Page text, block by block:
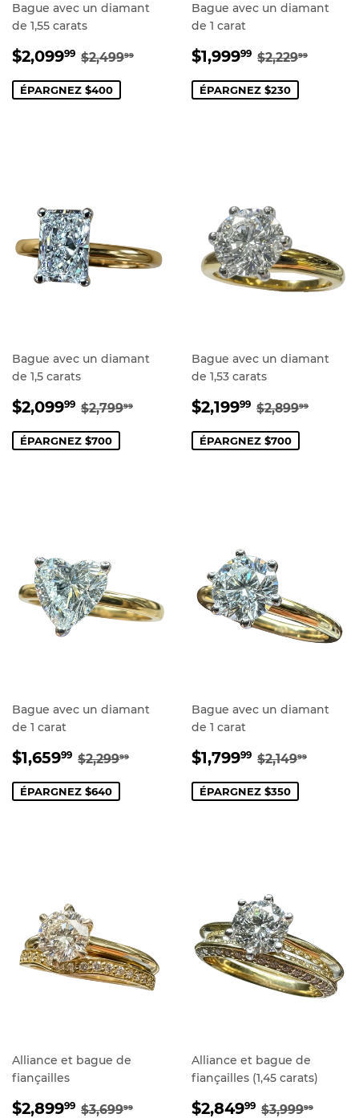
Bague avec un diamant
de 1,55 carats
PRIX
$2,09999 $2,099.99
PRIX RÉGULIER
$2,49999 $2,499.99
ÉPARGNEZ $400
Bague avec un diamant
de 1 carat
PRIX
$1,99999 $1,999.99
PRIX
$2,22999
ÉPARGNEZ $230
Bague avec un diamant
de 1,5 carats
PRIX
$2,09999 $2,099.99
PRIX RÉGULIER
$2,79999 $2,799.99
ÉPARGNEZ $700
Bague avec un diamant
de 1,53 carats
PRIX
$2,19999 $2,199.99
PRIX
$2,89999
ÉPARGNEZ $700
Bague avec un diamant
de 1 carat
PRIX
$1,65999 $1,659.99
PRIX RÉGULIER
$2,29999 $2,299.99
ÉPARGNEZ $640
Bague avec un diamant
de 1 carat
PRIX
$1,79999 $1,799.99
PRIX
$2,14999
ÉPARGNEZ $350
Alliance et bague de
fiançailles
PRIX
$2,89999 $2,899.99
PRIX RÉGULIER
$3,69999 $3,699.99
Alliance et bague de
fiançailles (1,45 carats)
PRIX
$2,84999 $2,849.99
PRIX
$3,99999